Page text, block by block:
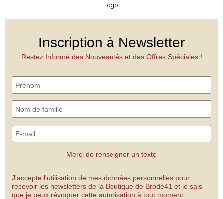
Inscription à Newsletter
Restez Informé des Nouveautés et des Offres Spéciales !
Merci de renseigner un texte
J'accepte l'utilisation de mes données personnelles pour
recevoir les newsletters de la Boutique de Brode41 et je sais
que je peux révoquer cette autorisation à tout moment.